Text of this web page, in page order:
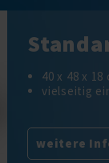
40 x 48 x 18
vielseitig
weitere